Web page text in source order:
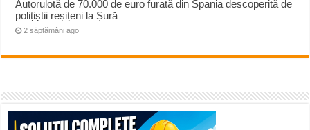
Autorulotă de 70.000 de euro furată din Spania descoperită de
polițiștii reșițeni la Șură
2 săptămâni ago